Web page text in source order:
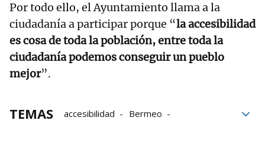
Por todo ello, el Ayuntamiento llama a la
ciudadanía a participar porque “la accesibilidad
es cosa de toda la población, entre toda la
ciudadanía podemos conseguir un pueblo
mejor”.
TEMAS accesibilidad
Bermeo